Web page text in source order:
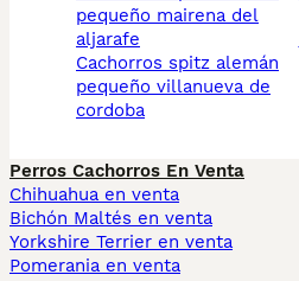
pequeño mairena del
aljarafe
cachorros spitz alemán
pequeño villanueva de
cordoba
Perros Cachorros En Venta
Chihuahua en venta
Bichón Maltés en venta
Yorkshire Terrier en venta
Pomerania en venta